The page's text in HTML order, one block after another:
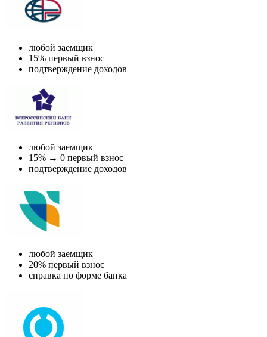
любой заемщик
15% первый взнос
подтверждение доходов
любой заемщик
15% → 0 первый взнос
подтверждение доходов
любой заемщик
20% первый взнос
справка по форме банка